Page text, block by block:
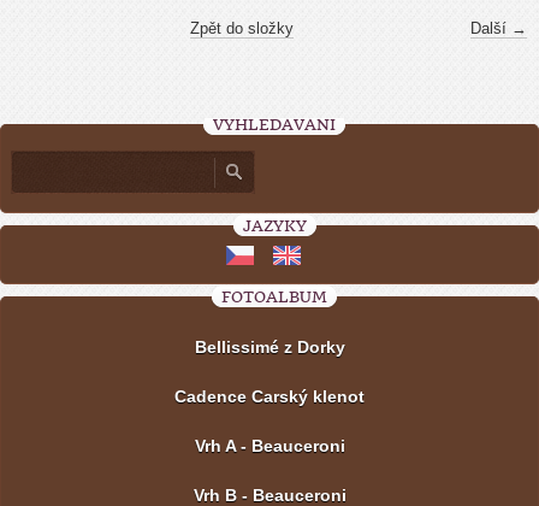
Další →
Zpět do složky
VYHLEDÁVÁNÍ
JAZYKY
FOTOALBUM
Bellissimé z Dorky
Cadence Carský klenot
Vrh A - Beauceroni
Vrh B - Beauceroni